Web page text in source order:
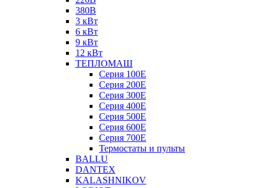
380В
3 кВт
6 кВт
9 кВт
12 кВт
ТЕПЛОМАШ
Серия 100E
Серия 200E
Серия 300E
Серия 400E
Серия 500E
Серия 600E
Серия 700E
Термостаты и пульты
BALLU
DANTEX
KALASHNIKOV